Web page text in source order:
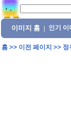
이미지 홈 인기 이
홈>> 이전 페이지 >> 정